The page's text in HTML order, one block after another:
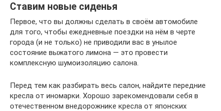
Ставим новые сиденья
Первое, что вы должны сделать в своём автомобиле
для того, чтобы ежедневные поездки на нём в черте
города (и не только) не приводили вас в унылое
состояние выжатого лимона — это провести
комплексную шумоизоляцию салона.
Перед тем как разбирать весь салон, найдите передние
кресла от иномарки. Хорошо зарекомендовали себя в
отечественном внедорожнике кресла от японских